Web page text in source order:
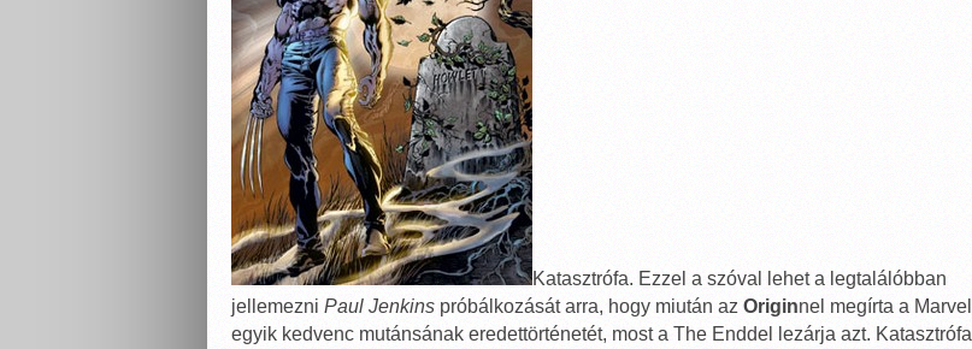
Katasztrófa. Ezzel a szóval lehet a legtalálóbban
jellemezni Paul Jenkinspróbálkozását arra, hogy miután az Originnel megírta a Marvel
egyik kedvenc mutánsának eredettörténetét, most a The Enddel lezárja azt. Katasztrófa